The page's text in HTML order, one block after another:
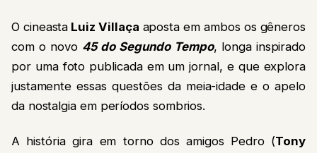
O cineasta Luiz Villaça aposta em ambos os gêneros
com o novo 45 do Segundo Tempo, longa inspirado
por uma foto publicada em um jornal, e que explora
justamente essas questões da meia-idade e o apelo
da nostalgia em períodos sombrios.
A história gira em torno dos amigos Pedro (Tony